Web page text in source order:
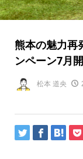
熊本の魅力
ンペーン7月
松本 道央